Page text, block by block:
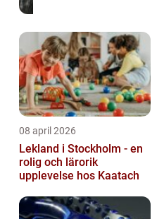
08 april 2026
Lekland i Stockholm - en
rolig och lärorik
upplevelse hos Kaatach